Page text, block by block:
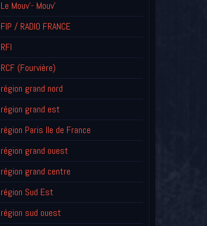
Le Mouv'- Mouv'
FIP / RADIO FRANCE
RFI
RCF (Fourvière)
région grand nord
région grand est
région Paris Ile de France
région grand ouest
région grand centre
région Sud Est
région sud ouest